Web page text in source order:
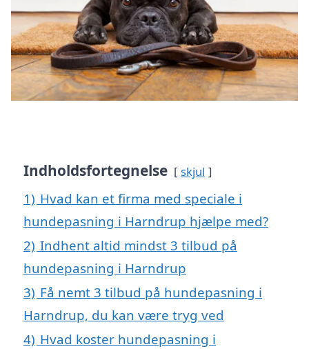
Indholdsfortegnelse skjul
1) Hvad kan et firma med speciale i
hundepasning i Harndrup hjælpe med?
2) Indhent altid mindst 3 tilbud på
hundepasning i Harndrup
3) Få nemt 3 tilbud på hundepasning i
Harndrup, du kan være tryg ved
4) Hvad koster hundepasning i